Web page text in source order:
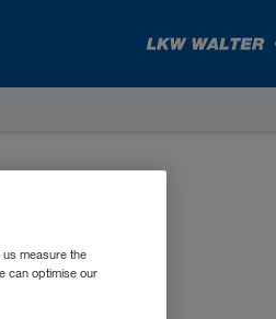
measure the
can optimise our